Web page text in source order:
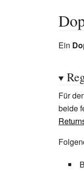
Ein
Für
beide